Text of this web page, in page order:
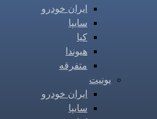
ایران خودرو
سایپا
کیا
هیوندا
متفرقه
یونیت
ایران خودرو
سایپا